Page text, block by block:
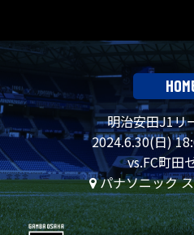
明治安田J1リ
2024.6.30(日)
vs.FC町田
パナソニック